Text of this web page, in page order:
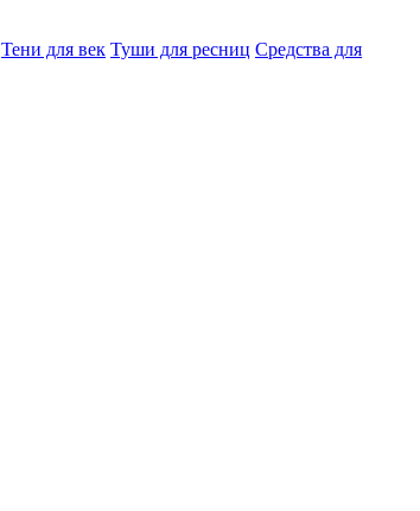
Тени для век Туши для ресниц Средства для